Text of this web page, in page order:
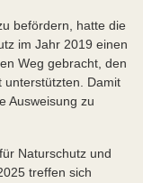
befördern, hatte die
im Jahr 2019 einen
Weg gebracht, den
unterstützten. Damit
Ausweisung zu
Naturschutz und
treffen sich